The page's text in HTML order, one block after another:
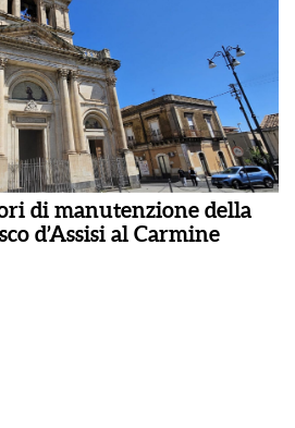
di manutenzione della
d’Assisi al Carmine